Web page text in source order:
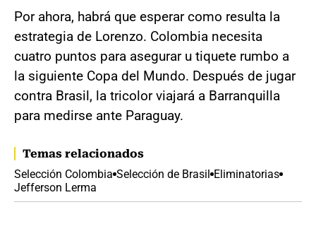
Por ahora, habrá que esperar como resulta la
estrategia de Lorenzo. Colombia necesita
cuatro puntos para asegurar u tiquete rumbo a
la siguiente Copa del Mundo. Después de jugar
contra Brasil, la tricolor viajará a Barranquilla
para medirse ante Paraguay.
Temas relacionados
Selección Colombia Selección de Brasil Eliminatorias
Jefferson Lerma